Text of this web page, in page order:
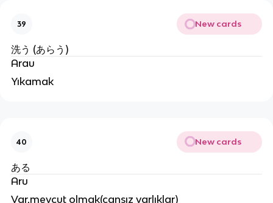
39 New cards
洗う (あらう)
Arau
Yıkamak
40 New cards
ある
Aru
Var,mevcut olmak(cansız varlıklar)